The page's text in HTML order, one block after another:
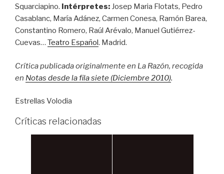
Squarciapino. Intérpretes: Josep Maria Flotats, Pedro
Casablanc, María Adánez, Carmen Conesa, Ramón Barea,
Constantino Romero, Raúl Arévalo, Manuel Gutiérrez-
Cuevas… Teatro Español. Madrid.
Crítica publicada originalmente en La Razón, recogida
en Notas desde la fila siete (Diciembre 2010).
Estrellas Volodia
Críticas relacionadas